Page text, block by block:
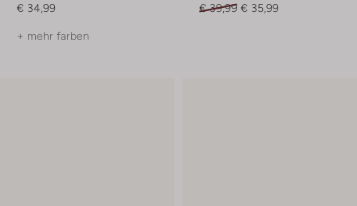
€ 34,99
+ mehr farben
€ 39,99 € 35,99